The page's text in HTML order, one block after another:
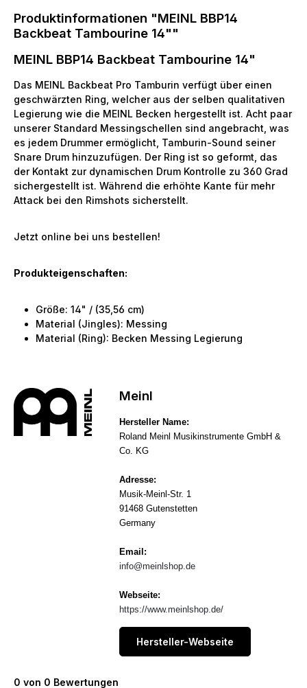
Produktinformationen "MEINL BBP14
Backbeat Tambourine 14""
MEINL BBP14 Backbeat Tambourine 14"
Das MEINL Backbeat Pro Tamburin verfügt über einen
geschwärzten Ring, welcher aus der selben qualitativen
Legierung wie die MEINL Becken hergestellt ist. Acht paar
unserer Standard Messingschellen sind angebracht, was
es jedem Drummer ermöglicht, Tamburin-Sound seiner
Snare Drum hinzuzufügen. Der Ring ist so geformt, das
der Kontakt zur dynamischen Drum Kontrolle zu 360 Grad
sichergestellt ist. Während die erhöhte Kante für mehr
Attack bei den Rimshots sicherstellt.
Jetzt online bei uns bestellen!
Produkteigenschaften:
Größe: 14" / (35,56 cm)
Material (Jingles): Messing
Material (Ring): Becken Messing Legierung
Meinl
Hersteller Name:
Roland Meinl Musikinstrumente GmbH &
Co. KG
Adresse:
Musik-Meinl-Str. 1
91468 Gutenstetten
Germany
Email:
info@meinlshop.de
Webseite:
https://www.meinlshop.de/
Hersteller-Webseite
0 von 0 Bewertungen